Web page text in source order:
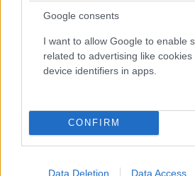
Google consents
I want to allow Google to enable
related to advertising like
device identifiers in apps.
CONFIRM
Data Deletion Data Access
σπίτι του αλλοδαπού βρέθηκε
Ο συλληφθείς οδηγήθηκε στην